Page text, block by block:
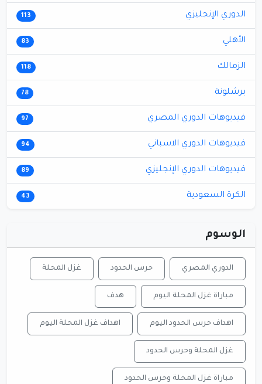
الدوري الإنجليزي 113
الأهلي 83
الزمالك 118
برشلونة 78
فيديوهات الدوري المصري 97
فيديوهات الدوري الاسباني 94
فيديوهات الدوري الإنجليزي 89
الكرة السعودية 43
الوسوم
الدوري المصري حرس الحدود غزل المحلة
مباراة غزل المحلة اليوم هدف
اهداف حرس الحدود اليوم اهداف غزل المحلة اليوم
غزل المحلة وحرس الحدود
مباراة غزل المحلة وحرس الحدود